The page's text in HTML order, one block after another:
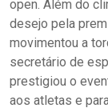
open. Além do
desejo pela
movimentou a
secretário de
prestigiou o
aos atletas e